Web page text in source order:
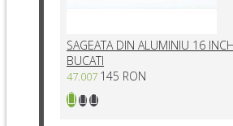
SAGEATA DIN ALUMINIU 16
BUCATI
47.007 145 RON